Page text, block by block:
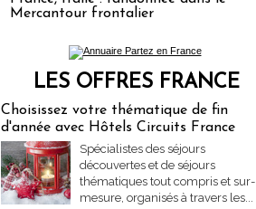
Mercantour frontalier
LES OFFRES FRANCE
Choisissez votre thématique de fin
d'année avec Hôtels Circuits France
Spécialistes des séjours
découvertes et de séjours
thématiques tout compris et sur-
mesure, organisés à travers les...